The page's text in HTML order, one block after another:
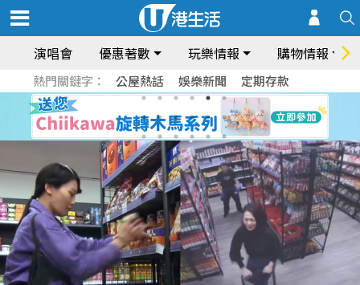
演唱會 優惠著數 玩樂情報 購物情報
熱門關鍵字： 公屋熱話 娛樂新聞 定期存款